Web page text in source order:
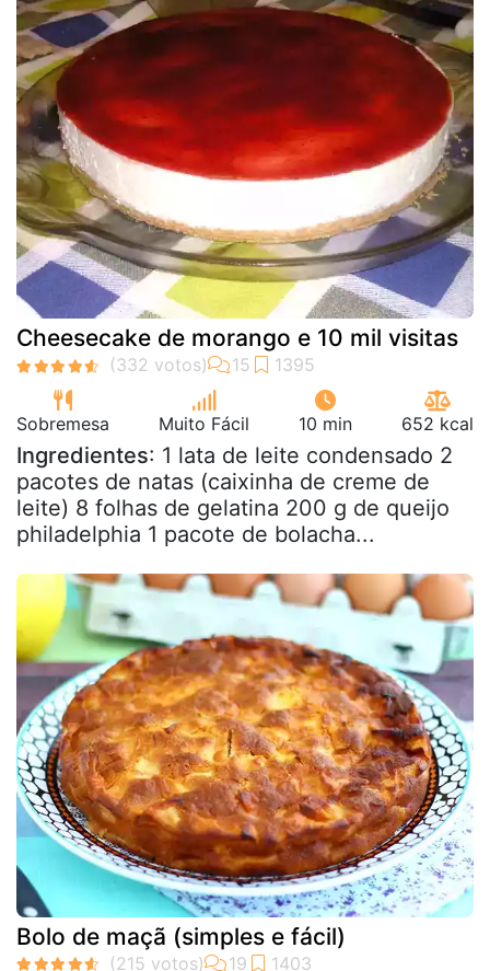
Cheesecake de morango e 10 mil visitas
Sobremesa Muito Fácil 10 min 652 kcal
Ingredientes: 1 lata de leite condensado 2
pacotes de natas (caixinha de creme de
leite) 8 folhas de gelatina 200 g de queijo
philadelphia 1 pacote de bolacha...
Bolo de maçã (simples e fácil)